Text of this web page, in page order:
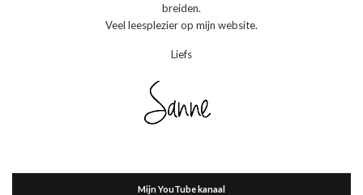
breiden.
Veel leesplezier op mijn website.
Liefs
Mijn YouTube kanaal